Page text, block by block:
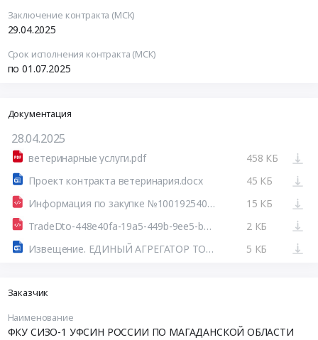
Заключение контракта (МСК)
29.04.2025
Срок исполнения контракта (МСК)
по 01.07.2025
Документация
28.04.2025
ветеринарные услуги.pdf
458 КБ
Проект контракта ветеринария.docx
45 КБ
Информация по закупке №100192540125100032 44.html
15 КБ
TradeDto-448e40fa-19a5-449b-9ee5-b427d7ce6b56.xml
2 КБ
Извещение. ЕДИНЫЙ АГРЕГАТОР ТОРГОВЛИ
5 КБ
Заказчик
Наименование
ФКУ СИЗО-1 УФСИН РОССИИ ПО МАГАДАНСКОЙ ОБЛАСТИ